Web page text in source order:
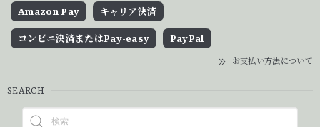
Amazon Pay キャリア決済
コンビニ決済またはPay-easy PayPal
お支払い方法について
SEARCH